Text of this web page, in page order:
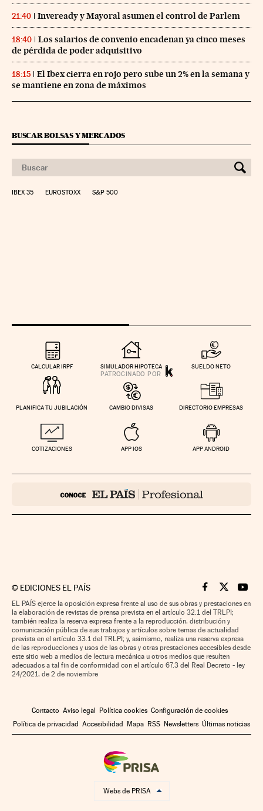
21:40 Inveready y Mayoral asumen el control de Parlem
18:40
Los salarios de convenio encadenan ya cinco meses
de pérdida de poder adquisitivo
18:15
El Ibex cierra en rojo pero sube un 2% en la semana y
se mantiene en zona de máximos
BUSCAR BOLSAS Y MERCADOS
IBEX 35 EUROSTOXX S&P 500
CALCULAR IRPF SIMULADOR HIPOTECA SUELDO NETO
PLANIFICA TU JUBILACIÓN CAMBIO DIVISAS DIRECTORIO EMPRESAS
COTIZACIONES APP IOS APP ANDROID
© EDICIONES EL PAÍS Cinco Días en
Cinco Días
Cinco
EL PAÍS ejerce la oposición expresa frente al uso de sus obras y prestaciones en
la elaboración de revistas de prensa prevista en el artículo 32.1 del TRLPI;
también realiza la reserva expresa frente a la reproducción, distribución y
comunicación pública de sus trabajos y artículos sobre temas de actualidad
prevista en el artículo 33.1 del TRLPI; y, asimismo, realiza una reserva expresa
de las reproducciones y usos de las obras y otras prestaciones accesibles desde
este sitio web a medios de lectura mecánica u otros medios que resulten
adecuados a tal fin de conformidad con el artículo 67.3 del Real Decreto - ley
24/2021, de 2 de noviembre
Contacto Aviso legal Política cookies Configuración de cookies
Política de privacidad Accesibilidad Mapa RSS Newsletters Últimas noticias
Webs de PRISA